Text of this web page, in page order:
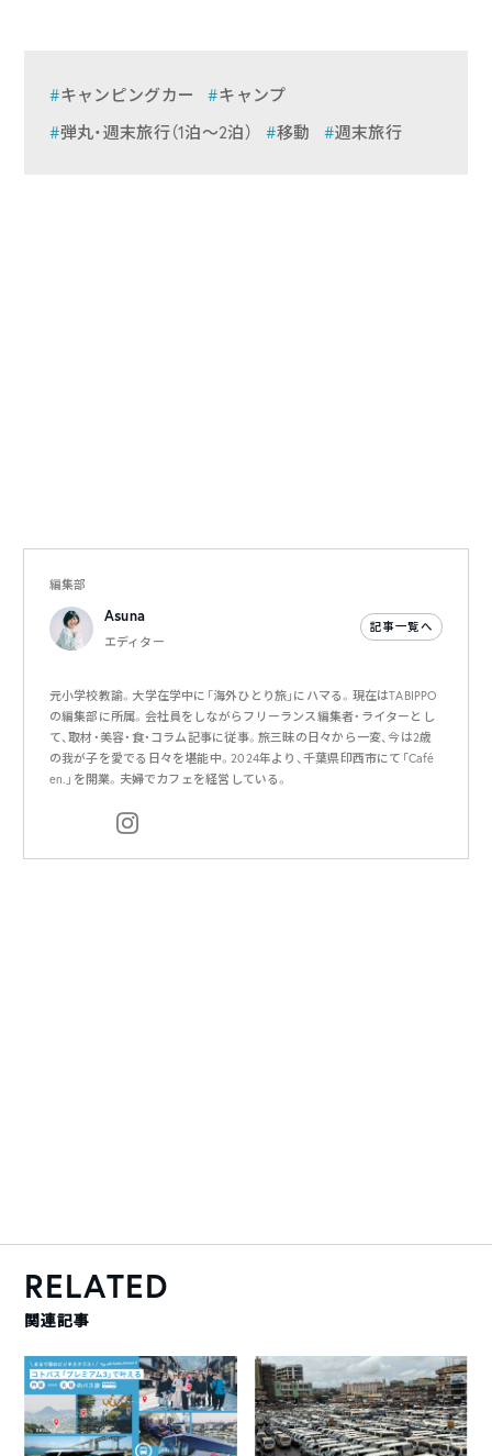
キャンピングカー
キャンプ
弾丸・週末旅行（1泊〜2泊）
移動 週末旅行
編集部
Asuna
エディター
記事一覧へ
元小学校教諭。大学在学中に「海外ひとり旅」にハマる。現在はTABIPPO
の編集部に所属。会社員をしながらフリーランス編集者・ライターとし
て、取材・美容・食・コラム記事に従事。旅三昧の日々から一変、今は2歳
の我が子を愛でる日々を堪能中。2024年より、千葉県印西市にて「Café
en.」を開業。夫婦でカフェを経営している。
RELATED
関連記事